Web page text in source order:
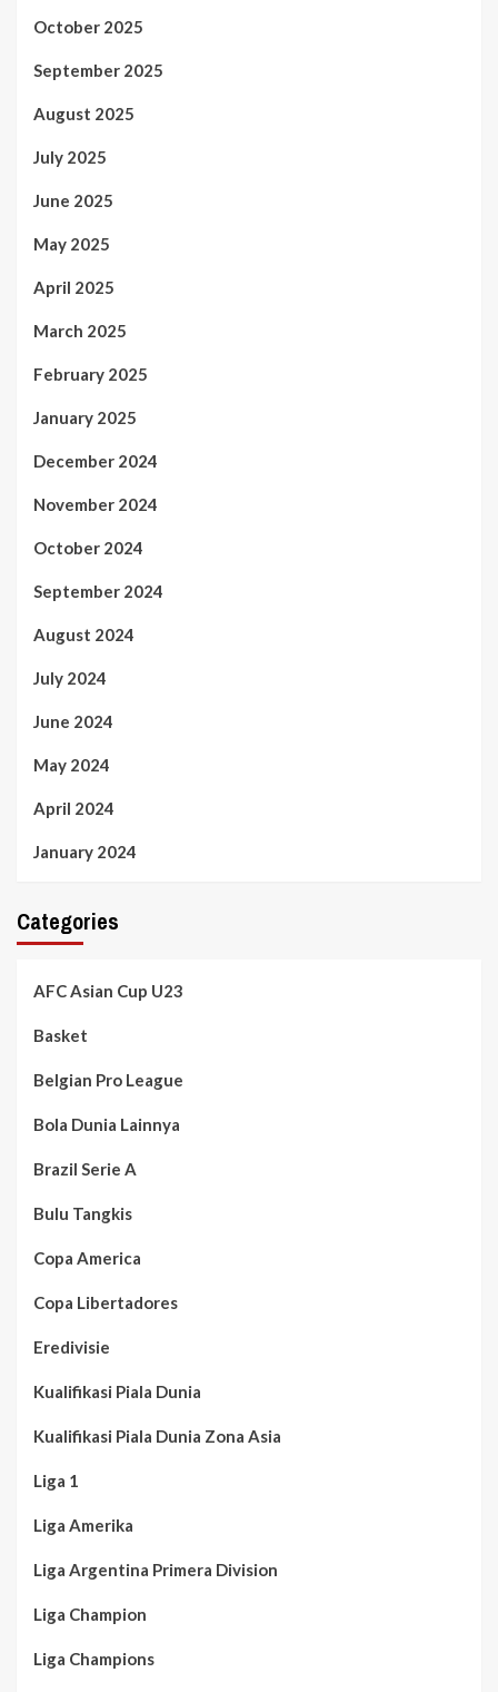
October 2025
September 2025
August 2025
July 2025
June 2025
May 2025
April 2025
March 2025
February 2025
January 2025
December 2024
November 2024
October 2024
September 2024
August 2024
July 2024
June 2024
May 2024
April 2024
January 2024
Categories
AFC Asian Cup U23
Basket
Belgian Pro League
Bola Dunia Lainnya
Brazil Serie A
Bulu Tangkis
Copa America
Copa Libertadores
Eredivisie
Kualifikasi Piala Dunia
Kualifikasi Piala Dunia Zona Asia
Liga 1
Liga Amerika
Liga Argentina Primera Division
Liga Champion
Liga Champions